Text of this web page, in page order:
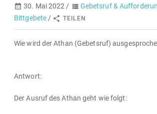
30. Mai 2022 / Gebetsruf &
Bittgebete / TEILEN
Wie wird der Athan (Gebetsruf)
Antwort:
Der Ausruf des Athān geht wie folgt: